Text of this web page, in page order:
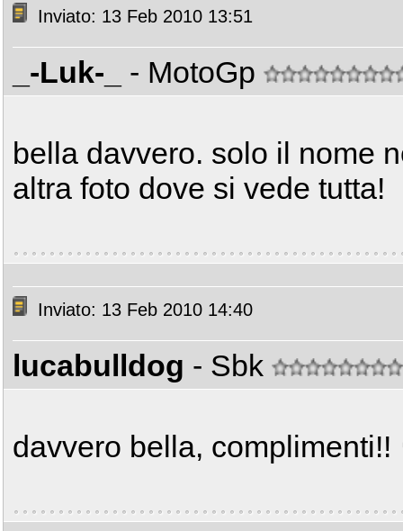
Inviato: 13 Feb 2010 13:51
_-Luk-_ - MotoGp
bella davvero. solo il nome
altra foto dove si vede tutta!
Inviato: 13 Feb 2010 14:40
lucabulldog - Sbk
davvero bella, complimenti!!